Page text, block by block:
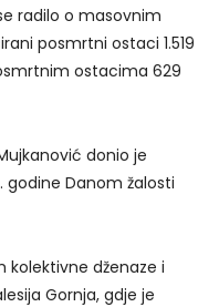
radilo o masovnim
posmrtni ostaci 1.519
ostacima 629
donio je
godine Danom žalosti
kolektivne dženaze i
Gornja, gdje je